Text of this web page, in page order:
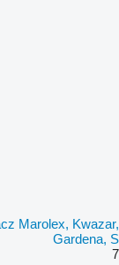
Marolex, Kwazar,
Gardena, S
7